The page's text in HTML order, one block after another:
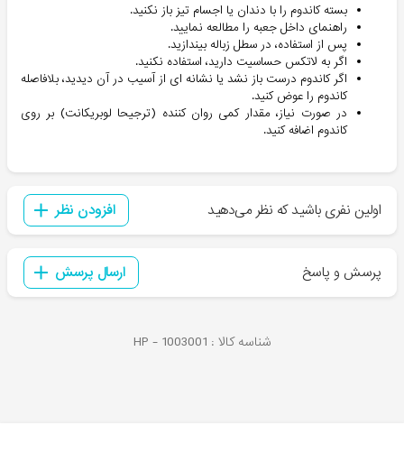
بسته کاندوم را با دندان یا اجسام تیز باز نکنید.
راهنمای داخل جعبه را مطالعه نمایید.
پس از استفاده، در سطل زباله بیندازید.
اگر به لاتکس حساسیت دارید، استفاده نکنید.
اگر کاندوم درست باز نشد یا نشانه ای از آسیب در آن دیدید، بلافاصله
کاندوم را عوض کنید.
در صورت نیاز، مقدار کمی روان کننده (ترجیحا لوبریکانت) بر روی
کاندوم اضافه کنید.
اولین نفری باشید که نظر می‌دهید افزودن نظر
پرسش و پاسخ ارسال پرسش
شناسه کالا : HP - 1003001